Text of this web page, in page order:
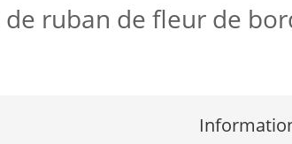
ruban de fleur de